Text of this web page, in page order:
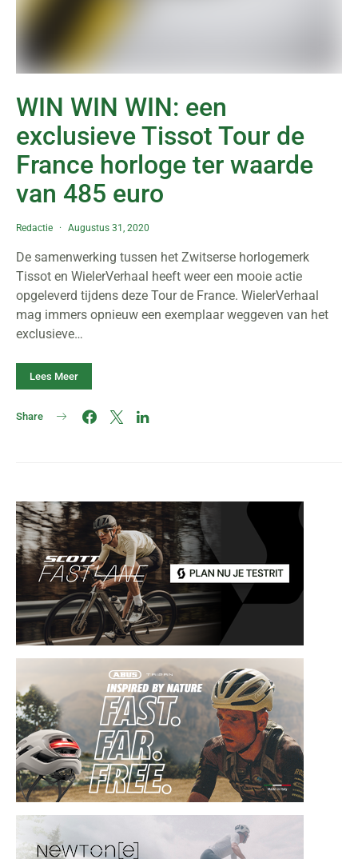
WIN WIN WIN: een
exclusieve Tissot Tour de
France horloge ter waarde
van 485 euro
Redactie Augustus 31, 2020
De samenwerking tussen het Zwitserse horlogemerk
Tissot en WielerVerhaal heeft weer een mooie actie
opgeleverd tijdens deze Tour de France. WielerVerhaal
mag immers opnieuw een exemplaar weggeven van het
exclusieve…
Lees Meer
Share